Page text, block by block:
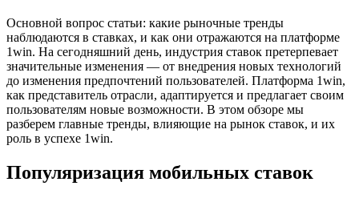
Основной вопрос статьи: какие рыночные тренды
наблюдаются в ставках, и как они отражаются на платформе
1win. На сегодняшний день, индустрия ставок претерпевает
значительные изменения — от внедрения новых технологий
до изменения предпочтений пользователей. Платформа 1win,
как представитель отрасли, адаптируется и предлагает своим
пользователям новые возможности. В этом обзоре мы
разберем главные тренды, влияющие на рынок ставок, и их
роль в успехе 1win.
Популяризация мобильных ставок